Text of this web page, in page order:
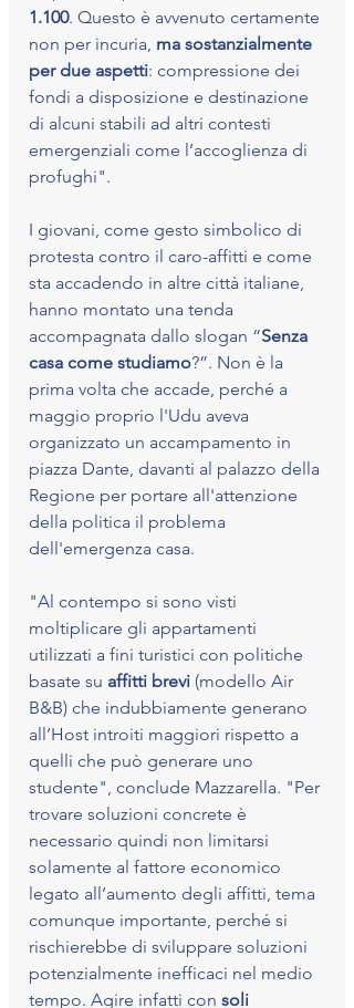
1.100. Questo è avvenuto certamente
non per incuria, ma sostanzialmente
per due aspetti: compressione dei
fondi a disposizione e destinazione
di alcuni stabili ad altri contesti
emergenziali come l’accoglienza di
profughi".
I giovani, come gesto simbolico di
protesta contro il caro-affitti e come
sta accadendo in altre città italiane,
hanno montato una tenda
accompagnata dallo slogan “Senza
casa come studiamo?”. Non è la
prima volta che accade, perché a
maggio proprio l'Udu aveva
organizzato un accampamento in
piazza Dante, davanti al palazzo della
Regione per portare all'attenzione
della politica il problema
dell'emergenza casa.
"Al contempo si sono visti
moltiplicare gli appartamenti
utilizzati a fini turistici con politiche
basate su affitti brevi (modello Air
B&B) che indubbiamente generano
all’Host introiti maggiori rispetto a
quelli che può generare uno
studente", conclude Mazzarella. "Per
trovare soluzioni concrete è
necessario quindi non limitarsi
solamente al fattore economico
legato all’aumento degli affitti, tema
comunque importante, perché si
rischierebbe di sviluppare soluzioni
potenzialmente inefficaci nel medio
tempo. Agire infatti con soli